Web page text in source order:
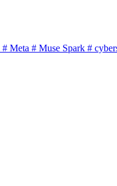
# Meta # Muse Spark #